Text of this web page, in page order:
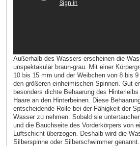
Außerhalb des Wassers erscheinen die
unspektakulär braun-grau. Mit einer
10 bis 15 mm und der Weibchen von 8 bis
den größeren einheimischen Spinnen. Gut
besonders dichte Behaarung des
Haare an den Hinterbeinen. Diese
entscheidende Rolle bei der Fähigkeit der
Wasser zu nehmen. Sobald sie
und die Bauchseite des Vorderkörpers von
Luftschicht überzogen. Deshalb wird die
Silberspinne oder Silberschwimmer genannt.